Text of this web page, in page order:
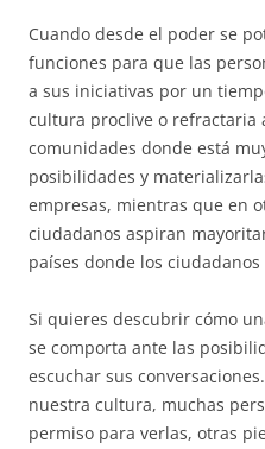
Cuando desde el poder se
funciones para que las
a sus iniciativas por un
cultura proclive o refractaria
comunidades donde está
posibilidades y
empresas, mientras que en
ciudadanos aspiran
países donde los
Si quieres descubrir cómo
se comporta ante las
escuchar sus
nuestra cultura, muchas
permiso para verlas, otras